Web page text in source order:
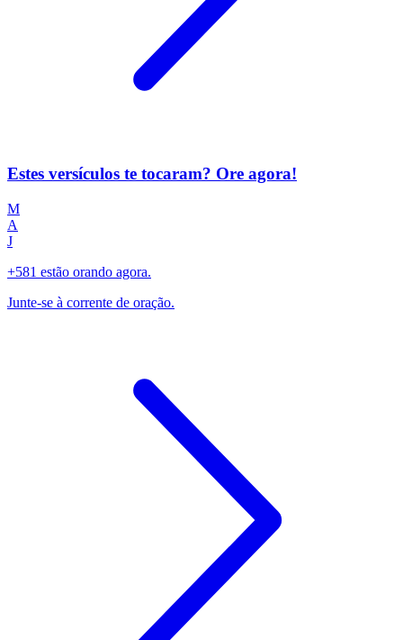
Estes versículos te tocaram? Ore agora!
M
A
J
+581 estão orando agora.
Junte-se à corrente de oração.